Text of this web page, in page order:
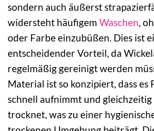
sondern auch äußerst
widersteht häufigem Waschen,
oder Farbe einzubüßen. Dies ist
entscheidender Vorteil, da
regelmäßig gereinigt werden
Material ist so konzipiert, dass es
schnell aufnimmt und gleichzeitig
trocknet, was zu einer